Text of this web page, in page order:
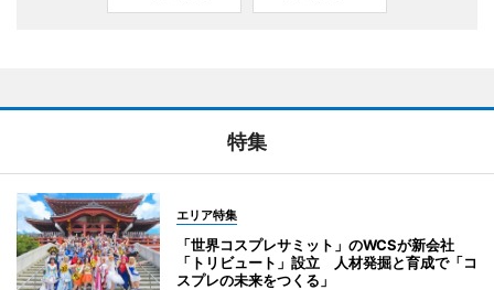
特集
エリア特集
「世界コスプレサミット」のWCSが新会社
「トリビュート」設立 人材発掘と育成で「コ
スプレの未来をつくる」